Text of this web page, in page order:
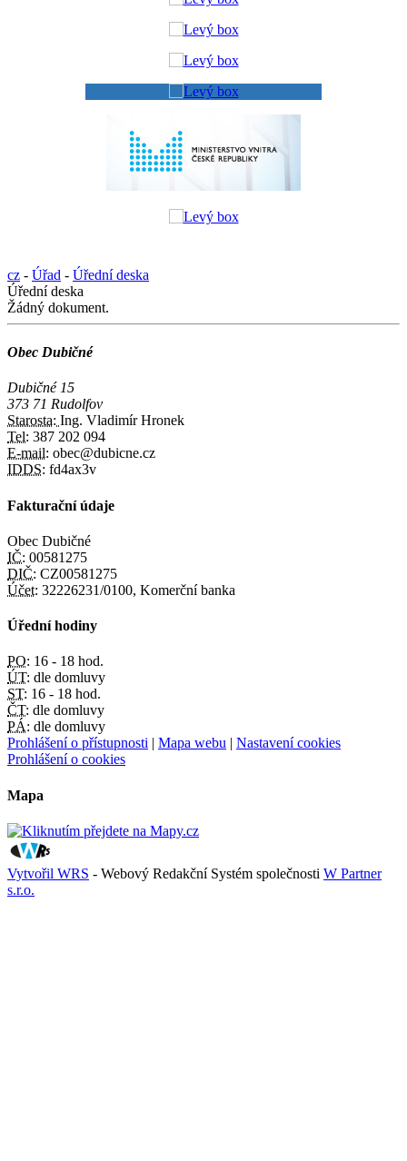
cz - Úřad - Úřední deska
Úřední deska
Žádný dokument.
Obec Dubičné
Dubičné 15
373 71 Rudolfov
Starosta: Ing. Vladimír Hronek
Tel: 387 202 094
E-mail: obec@dubicne.cz
IDDS: fd4ax3v
Fakturační údaje
Obec Dubičné
IČ: 00581275
DIČ: CZ00581275
Účet: 32226231/0100, Komerční banka
Úřední hodiny
PO: 16 - 18 hod.
ÚT: dle domluvy
ST: 16 - 18 hod.
ČT: dle domluvy
PÁ: dle domluvy
Prohlášení o přístupnosti | Mapa webu | Nastavení cookies
Prohlášení o cookies
Mapa
Vytvořil WRS - Webový Redakční Systém společnosti W Partner
s.r.o.